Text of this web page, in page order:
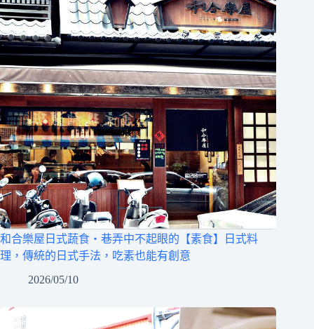
和合樂屋日式蔬食‧巷弄中不起眼的【素食】日式料
理，傳統的日式手法，吃素也能有創意
2026/05/10